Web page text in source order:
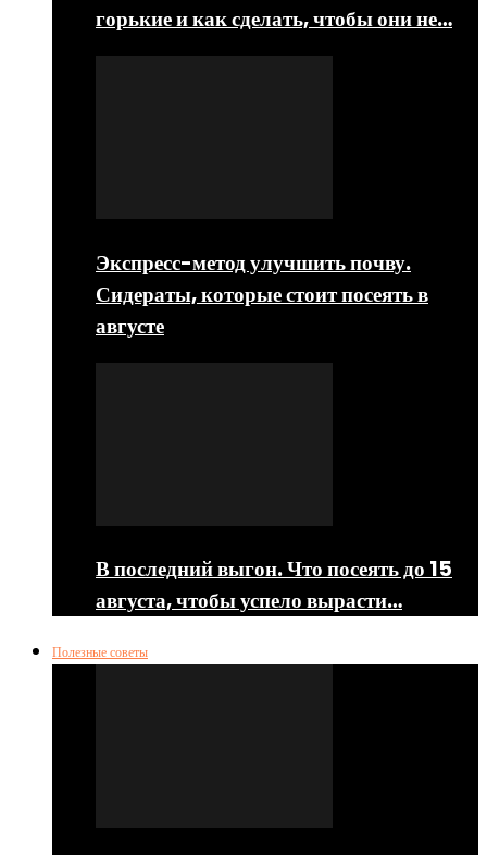
горькие и как сделать, чтобы они не…
Экспресс-метод улучшить почву.
Сидераты, которые стоит посеять в
августе
В последний выгон. Что посеять до 15
августа, чтобы успело вырасти…
Полезные советы